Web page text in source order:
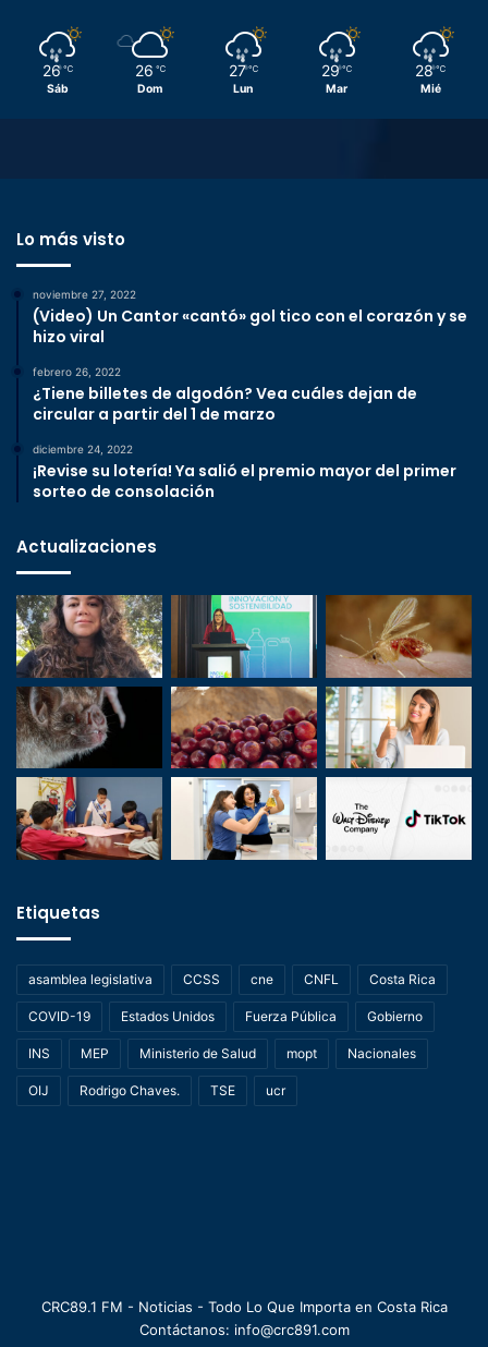
26 ℃
Sáb
26 ℃
Dom
27 ℃
Lun
29 ℃
Mar
28 ℃
Mié
Lo más visto
noviembre 27, 2022
(Video) Un Cantor «cantó» gol tico con el corazón y se
hizo viral
febrero 26, 2022
¿Tiene billetes de algodón? Vea cuáles dejan de
circular a partir del 1 de marzo
diciembre 24, 2022
¡Revise su lotería! Ya salió el premio mayor del primer
sorteo de consolación
Actualizaciones
Etiquetas
asamblea legislativa CCSS cne CNFL Costa Rica
COVID-19 Estados Unidos Fuerza Pública Gobierno
INS MEP Ministerio de Salud mopt Nacionales
OIJ Rodrigo Chaves. TSE ucr
CRC89.1 FM - Noticias - Todo Lo Que Importa en Costa Rica
Contáctanos: info@crc891.com